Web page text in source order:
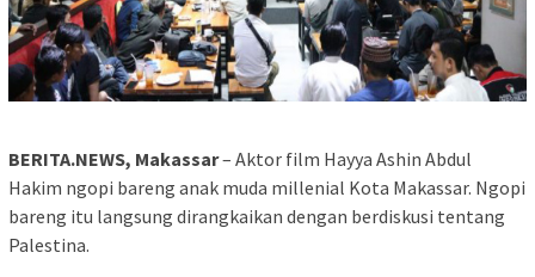
BERITA.NEWS, Makassar– Aktor film Hayya Ashin Abdul
Hakim ngopi bareng anak muda millenial Kota Makassar. Ngopi
bareng itu langsung dirangkaikan dengan berdiskusi tentang
Palestina.